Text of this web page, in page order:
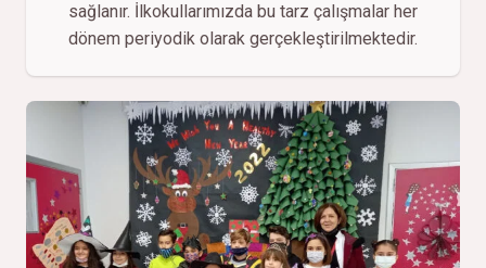
sağlanır. İlkokullarımızda bu tarz çalışmalar her
dönem periyodik olarak gerçekleştirilmektedir.